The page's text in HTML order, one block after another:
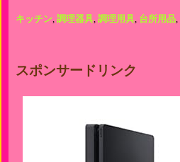
キッチン, 調理器具, 調理用具, 台所用品,
スポンサードリンク